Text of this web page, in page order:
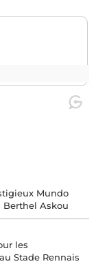
Mundo
Berthel Askou
les
Stade Rennais